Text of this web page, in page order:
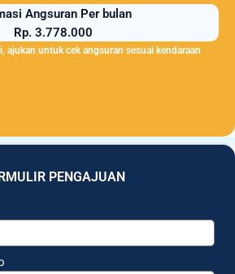
Angsuran Per bulan
Rp. 3.778.000
ajukan untuk cek angsuran sesuai kendaraan
PENGAJUAN